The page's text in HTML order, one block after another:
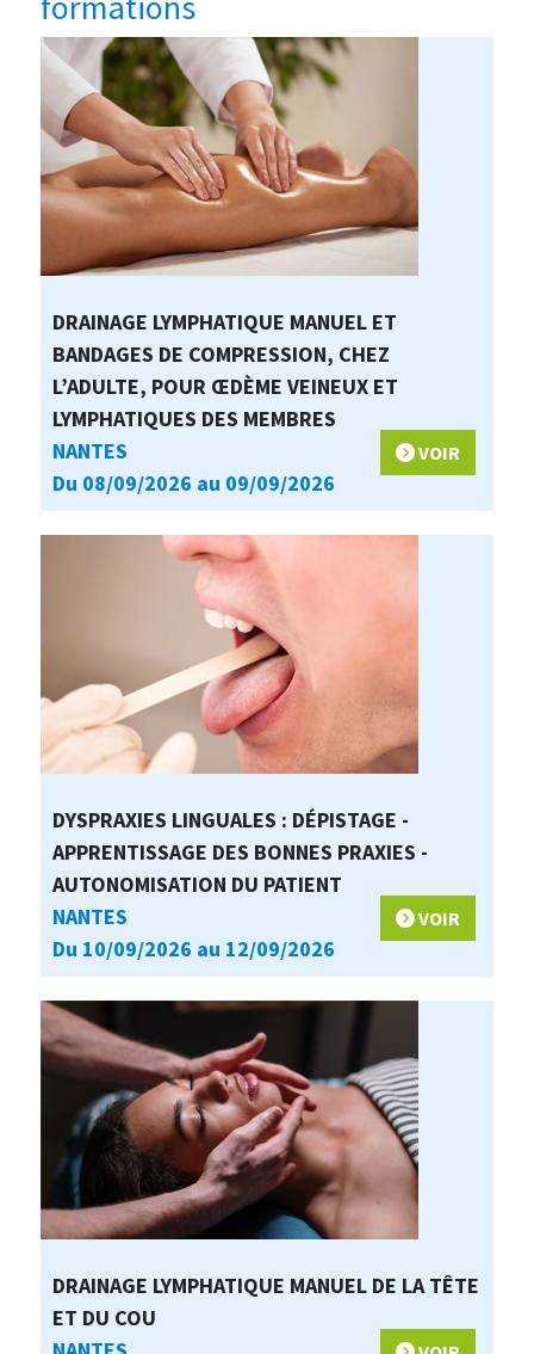
DRAINAGE LYMPHATIQUE MANUEL ET
BANDAGES DE COMPRESSION, CHEZ
L’ADULTE, POUR ŒDÈME VEINEUX ET
LYMPHATIQUES DES MEMBRES
NANTES
Du 08/09/2026 au 09/09/2026
VOIR
DYSPRAXIES LINGUALES : DÉPISTAGE -
APPRENTISSAGE DES BONNES PRAXIES -
AUTONOMISATION DU PATIENT
NANTES
Du 10/09/2026 au 12/09/2026
VOIR
DRAINAGE LYMPHATIQUE MANUEL DE LA TÊTE
ET DU COU